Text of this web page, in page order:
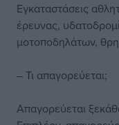
Εγκαταστάσεις
έρευνας,
μοτοποδηλάτων,
– Τι απαγορεύεται;
Απαγορεύεται